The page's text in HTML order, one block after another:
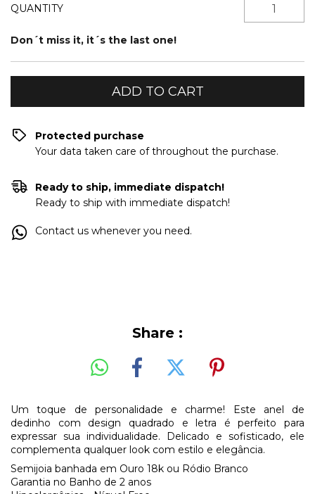
QUANTITY
Don´t miss it, it´s the last one!
Protected purchase
Your data taken care of throughout the purchase.
Ready to ship, immediate dispatch!
Ready to ship with immediate dispatch!
Contact us whenever you need.
Share :
Um toque de personalidade e charme! Este anel de
dedinho com design quadrado e letra é perfeito para
expressar sua individualidade. Delicado e sofisticado, ele
complementa qualquer look com estilo e elegância.
Semijoia banhada em Ouro 18k ou Ródio Branco
Garantia no Banho de 2 anos